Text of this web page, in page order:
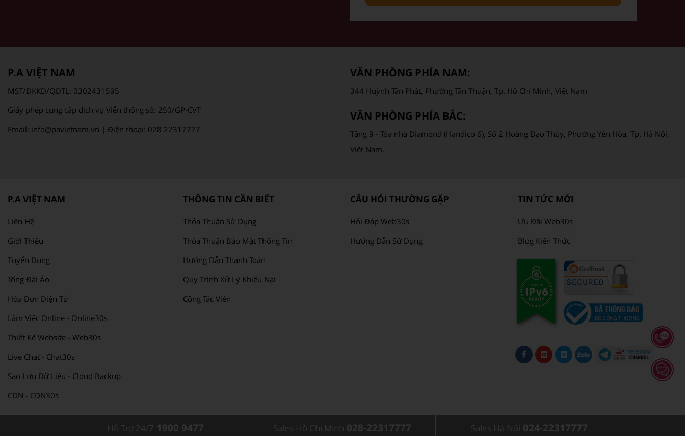
Hỗ Trợ 24/7 1900 9477 Sales Hồ Chí Minh 028-22317777 Sales Hà Nội 024-22317777
P.A VIỆT NAM
MST/ĐKKD/QĐTL: 0302431595
Giấy phép cung cấp dịch vụ Viễn thông số: 250/GP-CVT
Email: info@pavietnam.vn | Điện thoại: 028 22317777
VĂN PHÒNG PHÍA NAM:
344 Huỳnh Tấn Phát, Phường Tân Thuận, Tp. Hồ Chí Minh, Việt Nam
VĂN PHÒNG PHÍA BẮC:
Tầng 9 - Tòa nhà Diamond (Handico 6), Số 2 Hoàng Đạo Thúy, Phường Yên Hòa, Tp. Hà Nội,
Việt Nam.
P.A VIỆT NAM
Liên Hệ
Giới Thiệu
Tuyển Dụng
Tổng Đài Ảo
Hóa Đơn Điện Tử
Làm Việc Online - Online30s
Thiết Kế Website - Web30s
Live Chat - Chat30s
Sao Lưu Dữ Liệu - Cloud Backup
CDN - CDN30s
THÔNG TIN CẦN BIẾT
Thỏa Thuận Sử Dụng
Thỏa Thuận Bảo Mật Thông Tin
Hướng Dẫn Thanh Toán
Quy Trình Xử Lý Khiếu Nại
Cộng Tác Viên
CÂU HỎI THƯỜNG GẶP
Hỏi Đáp Web30s
Hướng Dẫn Sử Dụng
TIN TỨC MỚI
Ưu Đãi Web30s
Blog Kiến Thức